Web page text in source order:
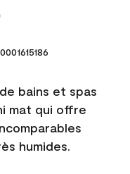
bains et spas
mat qui offre
humides.